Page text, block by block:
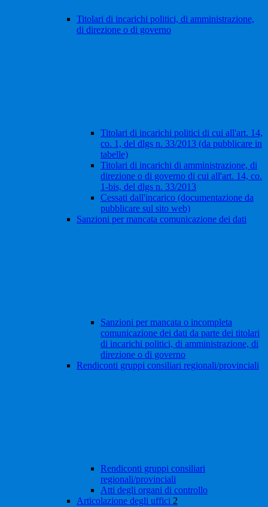
Titolari di incarichi politici, di amministrazione,
di direzione o di governo
Titolari di incarichi politici di cui all'art. 14,
co. 1, del dlgs n. 33/2013 (da pubblicare in
tabelle)
Titolari di incarichi di amministrazione, di
direzione o di governo di cui all'art. 14, co.
1-bis, del dlgs n. 33/2013
Cessati dall'incarico (documentazione da
pubblicare sul sito web)
Sanzioni per mancata comunicazione dei dati
Sanzioni per mancata o incompleta
comunicazione dei dati da parte dei titolari
di incarichi politici, di amministrazione, di
direzione o di governo
Rendiconti gruppi consiliari regionali/provinciali
Rendiconti gruppi consiliari
regionali/provinciali
Atti degli organi di controllo
Articolazione degli uffici 2